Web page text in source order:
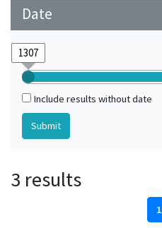
Worms (Rheinland-Pfalz, Germany)
Date
Include results without date
3 results
1